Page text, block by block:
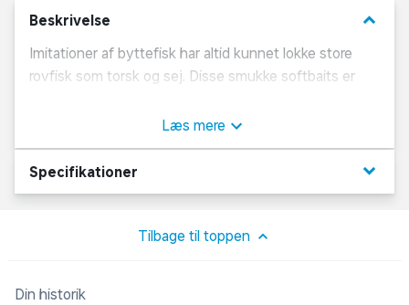
Beskrivelse keyboard_arrow_down
Imitationer af byttefisk har altid kunnet lokke store
rovfisk som torsk og sej. Disse smukke softbaits er
Kvalitets nylonline
Nikkel - kemisk skærpede kroge
Imitationer af byttefisk lavet af silikone
Torsk, og sej
Læs mere
Specifikationer keyboard_arrow_down
Tilbage til toppen
Din historik